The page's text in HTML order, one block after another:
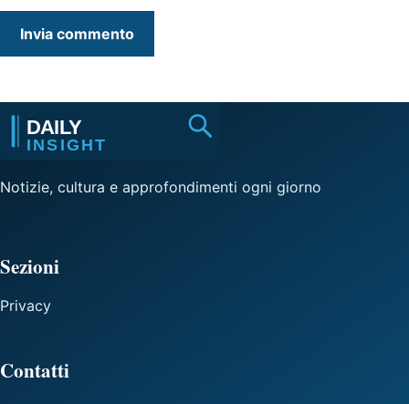
Notizie, cultura e approfondimenti ogni giorno
Sezioni
Privacy
Contatti